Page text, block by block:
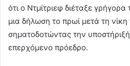
ότι ο Ντμίτριεφ διέταξε
μια δήλωση το πρωί μετά τη
σηματοδοτώντας την
επερχόμενο πρόεδρο.